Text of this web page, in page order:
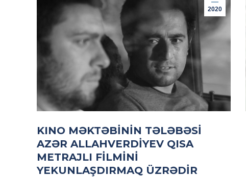
2020
KINO MƏKTƏBININ TƏLƏBƏSI
AZƏR ALLAHVERDIYEV QISA
METRAJLI FILMINI
YEKUNLAŞDIRMAQ ÜZRƏDIR